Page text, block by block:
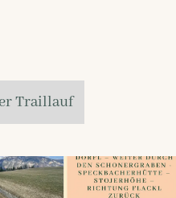
Traillauf